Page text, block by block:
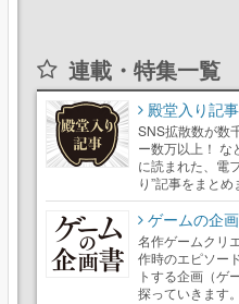
連載・特集一覧
殿堂入り記事
SNS拡散数が数
ー数万以上！ な
に読まれた、電
り”記事をまとめ
ゲームの企
名作ゲームクリ
作時のエピソー
トする企画（ゲ
探っていきます。